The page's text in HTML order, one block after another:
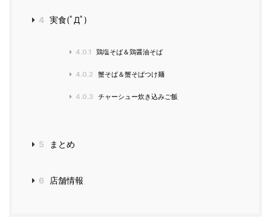
4 実食(ﾟДﾟ)
4.0.1 鶏塩そば＆鶏醤油そば
4.0.2 蟹そば＆蟹そばつけ麺
4.0.3 チャーシュー炊き込みご飯
5 まとめ
6 店舗情報